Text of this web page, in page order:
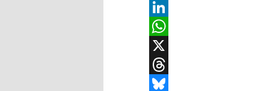
Email
LinkedIn
WhatsApp
X
Threads